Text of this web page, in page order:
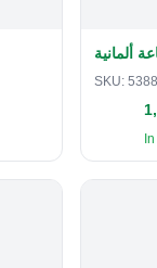
ألمانية
SKU: 5388